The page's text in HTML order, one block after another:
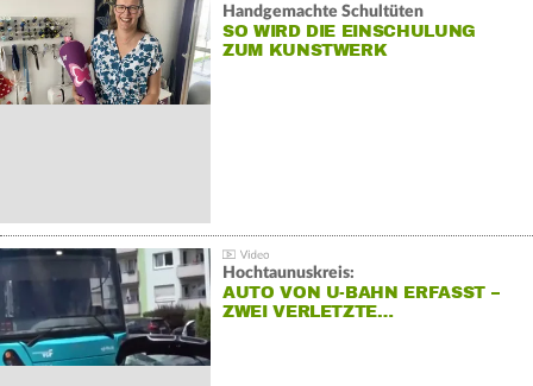
Handgemachte Schultüten
SO WIRD DIE EINSCHULUNG
ZUM KUNSTWERK
Hochtaunuskreis:
AUTO VON U-BAHN ERFASST –
ZWEI VERLETZTE…